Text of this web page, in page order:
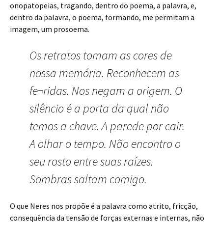
onopatopeias, tragando, dentro do poema, a palavra, e,
dentro da palavra, o poema, formando, me permitam a
imagem, um prosoema.
Os retratos tomam as cores de
nossa memória. Reconhecem as
fe¬ridas. Nos negam a origem. O
silêncio é a porta da qual não
temos a chave. A parede por cair.
A olhar o tempo. Não encontro o
seu rosto entre suas raízes.
Sombras saltam comigo.
O que Neres nos propõe é a palavra como atrito, fricção,
consequência da tensão de forças externas e internas, não